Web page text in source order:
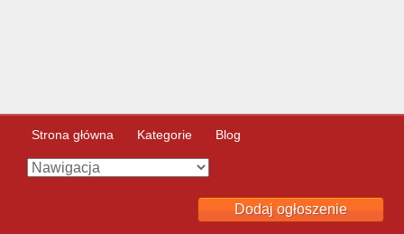
Strona główna Kategorie Blog
Dodaj ogłoszenie